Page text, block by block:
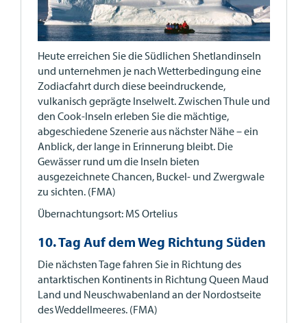
Heute erreichen Sie die Südlichen Shetlandinseln
und unternehmen je nach Wetterbedingung eine
Zodiacfahrt durch diese beeindruckende,
vulkanisch geprägte Inselwelt. Zwischen Thule und
den Cook-Inseln erleben Sie die mächtige,
abgeschiedene Szenerie aus nächster Nähe – ein
Anblick, der lange in Erinnerung bleibt. Die
Gewässer rund um die Inseln bieten
ausgezeichnete Chancen, Buckel- und Zwergwale
zu sichten. (FMA)
Übernachtungsort: MS Ortelius
10. Tag Auf dem Weg Richtung Süden
Die nächsten Tage fahren Sie in Richtung des
antarktischen Kontinents in Richtung Queen Maud
Land und Neuschwabenland an der Nordostseite
des Weddellmeeres. (FMA)